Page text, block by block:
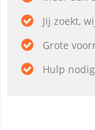
Jij zoekt,
Grote
Hulp